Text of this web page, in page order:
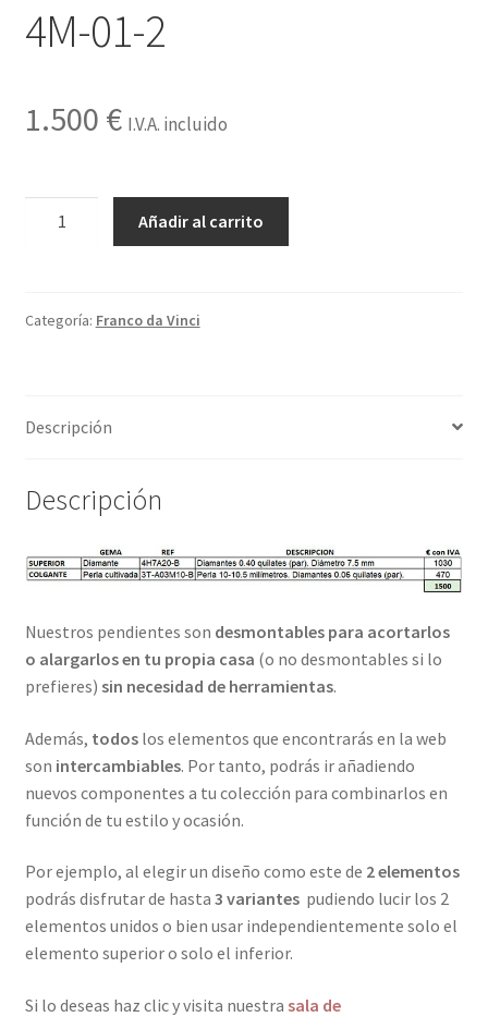
4M-01-2
1.500 € I.V.A. incluido
Añadir al carrito
Categoría: Franco da Vinci
Descripción
Descripción
Nuestros pendientes son desmontables para acortarlos
o alargarlos en tu propia casa (o no desmontables si lo
prefieres) sin necesidad de herramientas.
Además, todoslos elementos que encontrarás en la web
son intercambiables. Por tanto, podrás ir añadiendo
nuevos componentes a tu colección para combinarlos en
función de tu estilo y ocasión.
Por ejemplo, al elegir un diseño como este de 2 elementos
podrás disfrutar de hasta 3 variantes pudiendo lucir los 2
elementos unidos o bien usar independientemente solo el
elemento superior o solo el inferior.
Si lo deseas haz clic y visita nuestra sala de